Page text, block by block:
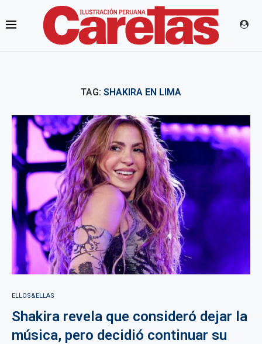
TAG: SHAKIRA EN LIMA
ELLOS&ELLAS
Shakira revela que consideró dejar la
música, pero decidió continuar su